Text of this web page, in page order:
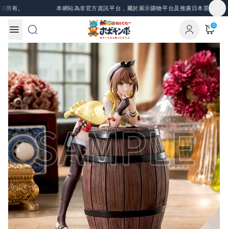
Skip to content
。 本網站為非官方資訊平台，屬於展示購物平台及推廣日本景品、一番
0